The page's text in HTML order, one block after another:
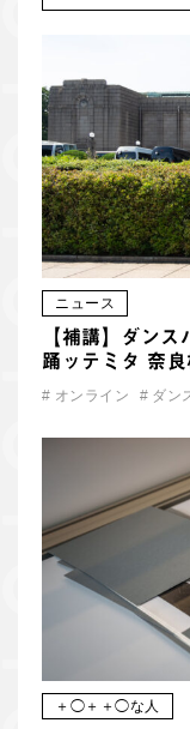
ニュース
【補講】ダン
踊ッテミタ 奈
# オンライン # ダン
＋◯＋＋◯な人